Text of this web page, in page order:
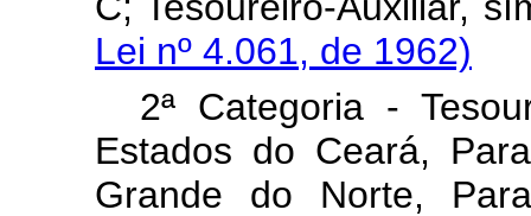
Lei nº 4.061, de 1962)
2ª Categoria -
Estados do Ceará,
Grande do Norte,